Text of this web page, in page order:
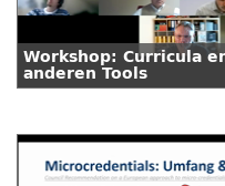
Workshop: Curricula
anderen Tools